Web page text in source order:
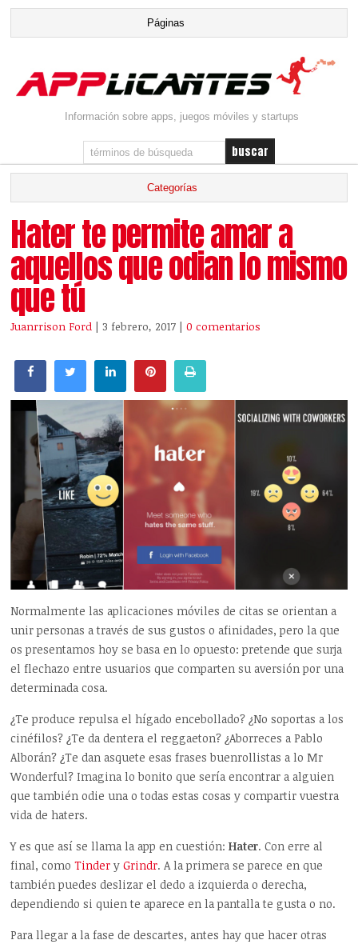
Información sobre apps, juegos móviles y startups
Hater te permite amar a
aquellos que odian lo mismo
que tú
Juanrrison Ford | 3 febrero, 2017 |0 comentarios
Normalmente las aplicaciones móviles de citas se orientan a
unir personas a través de sus gustos o afinidades, pero la que
os presentamos hoy se basa en lo opuesto: pretende que surja
el flechazo entre usuarios que comparten su aversión por una
determinada cosa.
¿Te produce repulsa el hígado encebollado? ¿No soportas a los
cinéfilos? ¿Te da dentera el reggaeton? ¿Aborreces a Pablo
Alborán? ¿Te dan asquete esas frases buenrollistas a lo Mr
Wonderful? Imagina lo bonito que sería encontrar a alguien
que también odie una o todas estas cosas y compartir vuestra
vida de haters.
Y es que así se llama la app en cuestión:Hater. Con erre al
final, comoTinder yGrindr. A la primera se parece en que
también puedes deslizar el dedo a izquierda o derecha,
dependiendo si quien te aparece en la pantalla te gusta o no.
Para llegar a la fase de descartes, antes hay que hacer otras